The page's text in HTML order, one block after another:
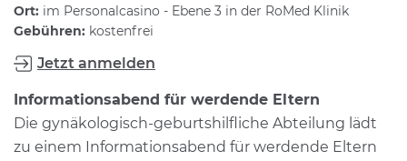
Ort: im Personalcasino - Ebene 3 in der RoMed Klinik
Gebühren: kostenfrei
Jetzt anmelden
Informationsabend für werdende Eltern
Die gynäkologisch-geburtshilfliche Abteilung lädt
zu einem Informationsabend für werdende Eltern